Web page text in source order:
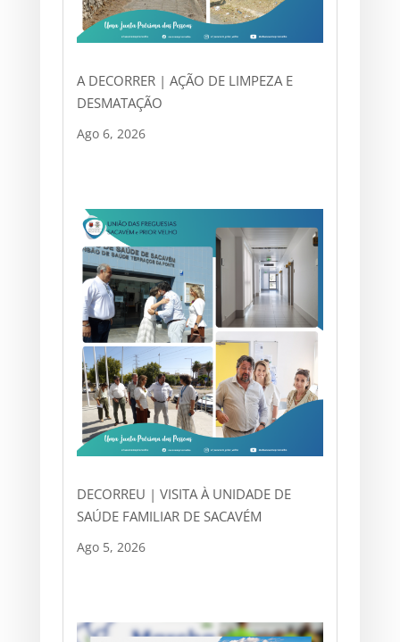
A DECORRER | AÇÃO DE LIMPEZA E
DESMATAÇÃO
Ago 6, 2026
DECORREU | VISITA À UNIDADE DE
SAÚDE FAMILIAR DE SACAVÉM
Ago 5, 2026